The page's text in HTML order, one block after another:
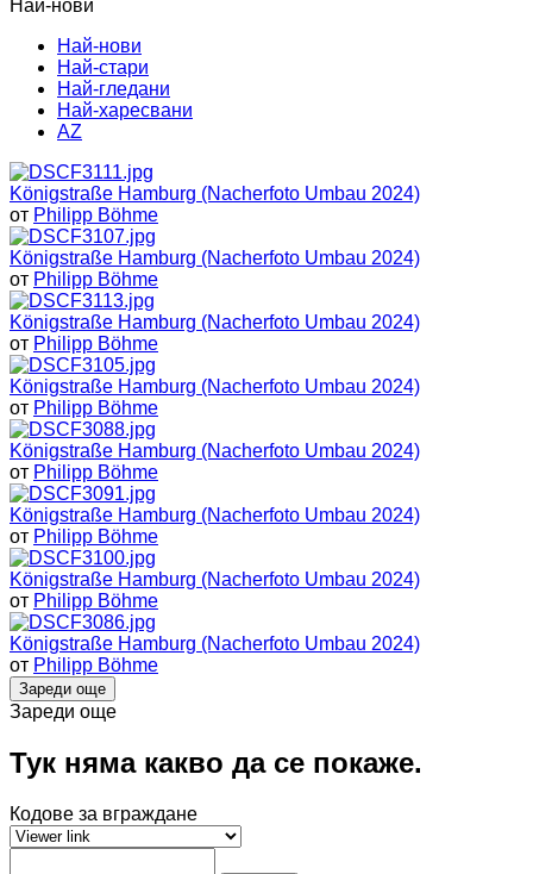
Най-нови
Най-нови
Най-стари
Най-гледани
Най-харесвани
AZ
Königstraße Hamburg (Nacherfoto Umbau 2024)
от Philipp Böhme
Königstraße Hamburg (Nacherfoto Umbau 2024)
от Philipp Böhme
Königstraße Hamburg (Nacherfoto Umbau 2024)
от Philipp Böhme
Königstraße Hamburg (Nacherfoto Umbau 2024)
от Philipp Böhme
Königstraße Hamburg (Nacherfoto Umbau 2024)
от Philipp Böhme
Königstraße Hamburg (Nacherfoto Umbau 2024)
от Philipp Böhme
Königstraße Hamburg (Nacherfoto Umbau 2024)
от Philipp Böhme
Königstraße Hamburg (Nacherfoto Umbau 2024)
от Philipp Böhme
Зареди още
Зареди още
Тук няма какво да се покаже.
Кодове за вграждане